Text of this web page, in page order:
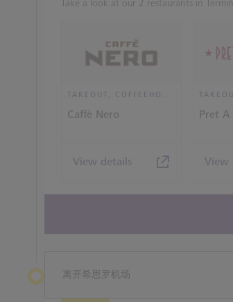
Take a look at our 2 restaurants in
TAKEOUT, COFFEEHOUSE AND CAFÉ
Caffè Nero
View details
Pret
View
离开希思罗机场